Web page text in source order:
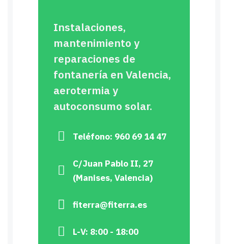
Instalaciones,
mantenimiento y
reparaciones de
fontanería en Valencia,
aerotermia y
autoconsumo solar.
Teléfono: 960 69 14 47
C/Juan Pablo II, 27
(Manises, Valencia)
fiterra@fiterra.es
L-V: 8:00 - 18:00